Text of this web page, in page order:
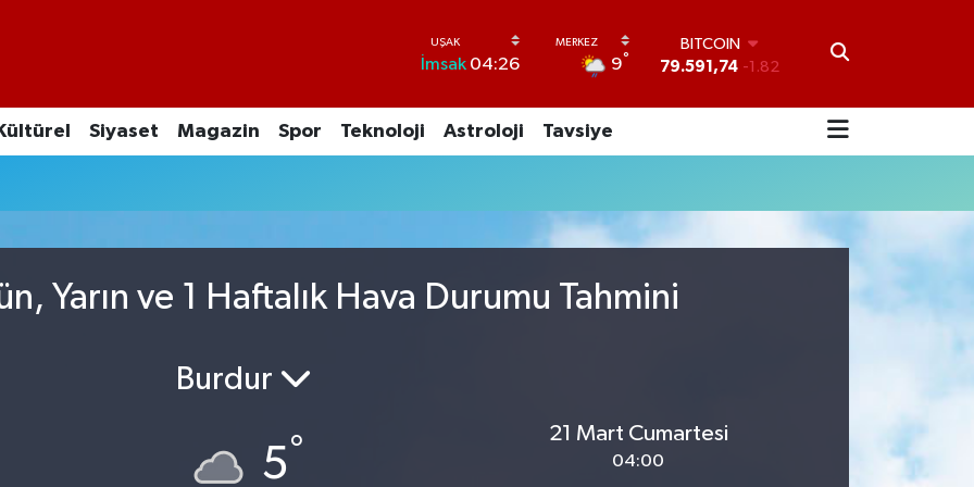
İmsak 04:26 9°
BITCOIN
79.591,74 -1.82
45,43620 0.02
53,38690 0.19
6862,09000 0.19
14.598,00
Kültürel Siyaset Magazin Spor Teknoloji Astroloji Tavsiye
Yarın ve 1 Haftalık Hava Durumu Tahmini
Burdur
5°
21 Mart Cumartesi
04:00